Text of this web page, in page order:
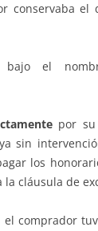
conservaba el
el
por
sin
los
la cláusula de
comprador